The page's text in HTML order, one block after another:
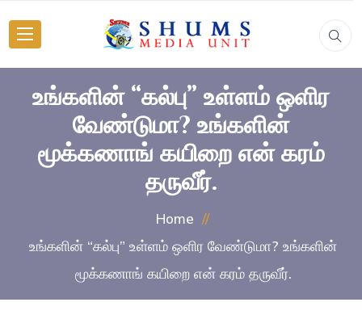
உங்களின் “கல்பு” உள்ளம் ஒளிர
வேண்டுமா? உங்களின்
மூக்கணாங் கயிறை என் கரம்
தருவீர்.
Home
உங்களின் “கல்பு” உள்ளம் ஒளிர வேண்டுமா? உங்களின்
மூக்கணாங் கயிறை என் கரம் தருவீர்.